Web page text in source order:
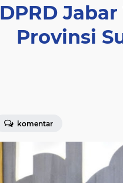
DPRD
Provinsi
komentar